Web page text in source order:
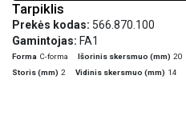
Tarpiklis
Prekės kodas: 566.870.100
Gamintojas: FA1
Forma C-forma Išorinis skersmuo (mm) 20
Storis (mm) 2 Vidinis skersmuo (mm) 14